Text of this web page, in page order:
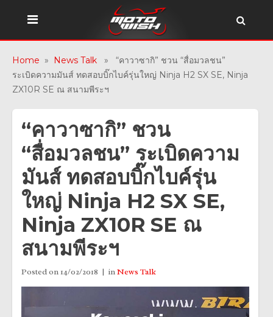
Home » News Talk » “คาวาซากิ” ชวน “สื่อมวลชน”
ระเบิดความมันส์ ทดสอบบิ๊กไบค์รุ่นใหญ่ Ninja H2 SX SE, Ninja
ZX10R SE ณ สนามพีระฯ
“คาวาซากิ” ชวน
“สื่อมวลชน” ระเบิดความ
มันส์ ทดสอบบิ๊กไบค์รุ่น
ใหญ่ Ninja H2 SX SE,
Ninja ZX10R SE ณ
สนามพีระฯ
Posted on14/02/2018 inNews Talk